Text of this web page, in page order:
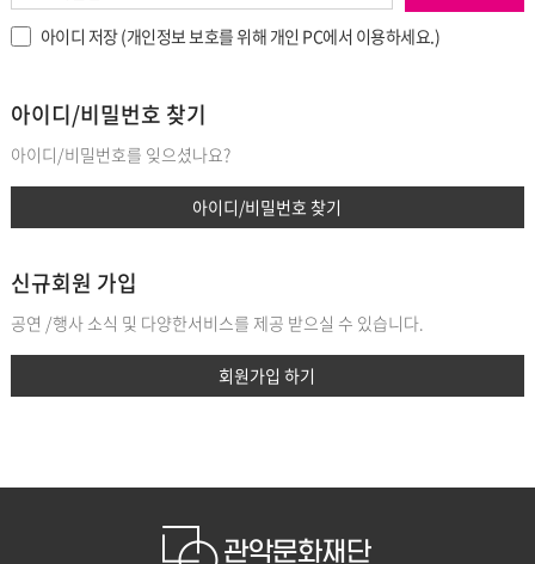
아이디 저장 (개인정보 보호를 위해 개인 PC에서 이용하세요.)
아이디/비밀번호 찾기
아이디/비밀번호를 잊으셨나요?
아이디/비밀번호 찾기
신규회원 가입
공연 /행사 소식 및 다양한서비스를 제공 받으실 수 있습니다.
회원가입 하기